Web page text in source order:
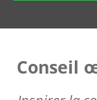
Conseil